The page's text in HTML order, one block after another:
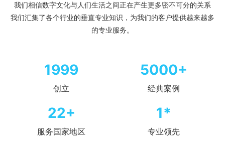
我们相信数字文化与人们生活之间正在产生更多密不可分的关系
我们汇集了各个行业的垂直专业知识，为我们的客户提供越来越多
的专业服务。
1999
创立
5000+
经典案例
22+
服务国家地区
1*
专业领先